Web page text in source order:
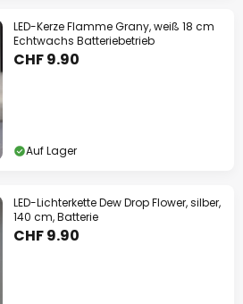
LED-Kerze Flamme Grany, weiß 18 cm
Echtwachs Batteriebetrieb
CHF 9.90
Auf Lager
LED-Lichterkette Dew Drop Flower, silber,
140 cm, Batterie
CHF 9.90